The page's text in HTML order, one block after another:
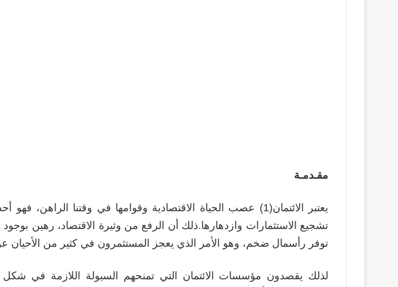
مقـدمـة
يعتبر الائتمان(1) عصب الحياة الاقتصادية وقوامها في وقتنا الراهن،
تشجيع الاستثمارات وازدهارها.ذلك أن الرفع من وثيرة الاقتصاد، رهين بوجود
توفر رأسمال ضخم، وهو الأمر الذي يعجز المستثمرون في كثير من الأحيان
لذلك يقصدون مؤسسات الائتمان التي تمنحهم السيولة اللازمة في